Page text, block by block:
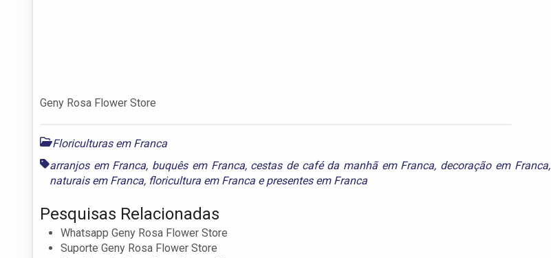
Geny Rosa Flower Store
Floriculturas em Franca
arranjos em Franca, buquês em Franca, cestas de café da manhã em Franca, decoração em Franca,
naturais em Franca, floricultura em Franca epresentes em Franca
Pesquisas Relacionadas
Whatsapp Geny Rosa Flower Store
Suporte Geny Rosa Flower Store